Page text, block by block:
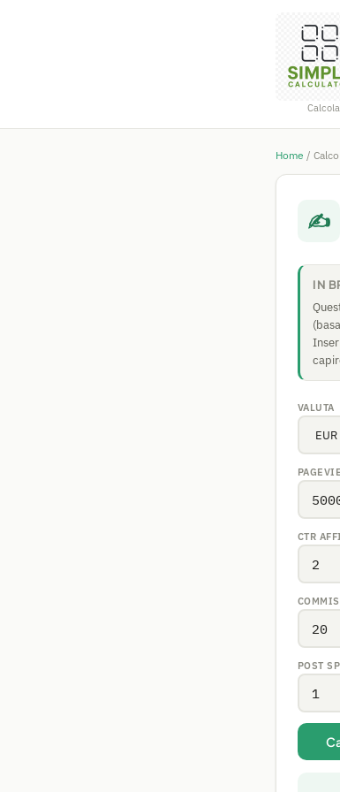
Home /
✍️
IN
VALUTA
CTR
POST